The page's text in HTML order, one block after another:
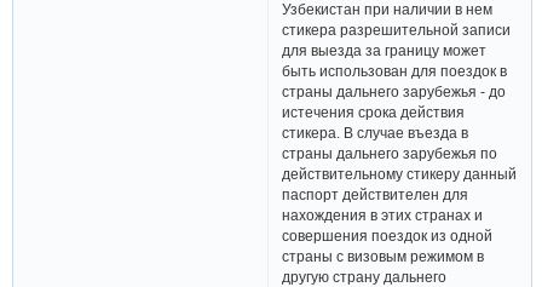
Узбекистан при наличии в нем
стикера разрешительной записи
для выезда за границу может
быть использован для поездок в
страны дальнего зарубежья - до
истечения срока действия
стикера. В случае въезда в
страны дальнего зарубежья по
действительному стикеру данный
паспорт действителен для
нахождения в этих странах и
совершения поездок из одной
страны с визовым режимом в
другую страну дальнего